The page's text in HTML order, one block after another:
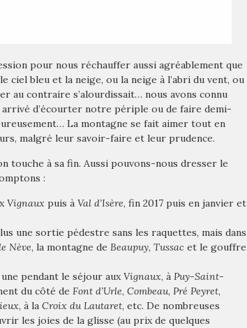
pour nous réchauffer aussi agréablement que
bleu et la neige, ou la neige à l’abri du vent, ou
au contraire s’alourdissait… nous avons connu
d’écourter notre périple ou de faire demi-
La montagne se fait aimer tout en
malgré leur savoir-faire et leur prudence.
touche à sa fin. Aussi pouvons-nous dresser le
:
Vignaux puis à Val d’Isère, fin 2017 puis en janvier et
une sortie pédestre sans les raquettes, mais dans
Nève, la montagne de Beaupuy, Tussac et le gouffre
une pendant le séjour auxVignaux, à Puy-Saint-
du côté de Font d’Urle, Combeau, Pré Peyret,
, à la Croix du Lautaret, etc. De nombreuses
les joies de la glisse (au prix de quelques